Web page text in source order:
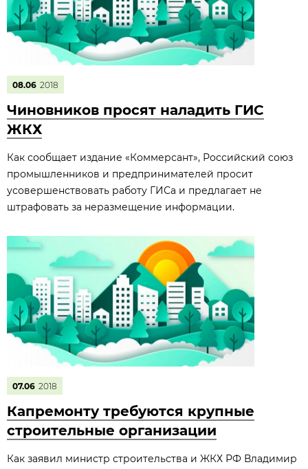
08.06 2018
Чиновников просят наладить ГИС
ЖКХ
Как сообщает издание «Коммерсант», Российский союз
промышленников и предпринимателей просит
усовершенствовать работу ГИСа и предлагает не
штрафовать за неразмещение информации.
07.06 2018
Капремонту требуются крупные
строительные организации
Как заявил министр строительства и ЖКХ РФ Владимир